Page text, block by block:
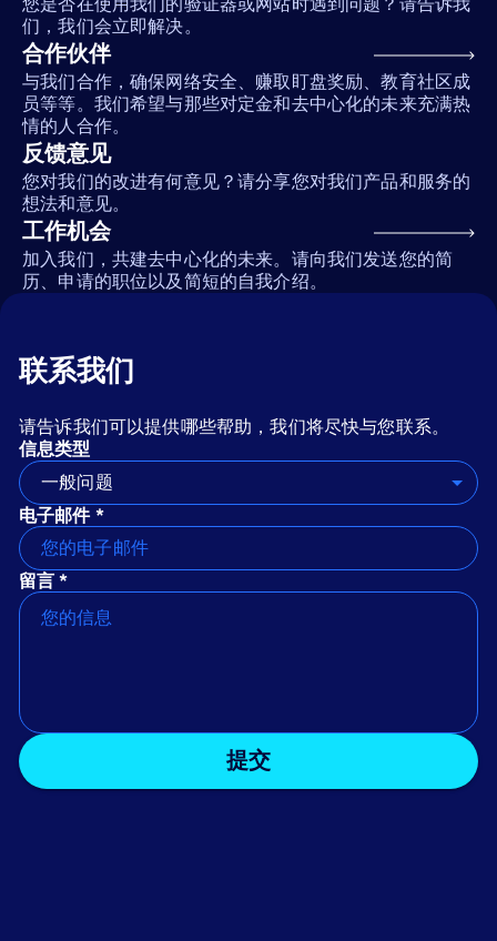
们，我们会立即解决。
合作伙伴
与我们合作，确保网络安全、赚取盯盘奖励、教育社区成
员等等。我们希望与那些对定金和去中心化的未来充满热
情的人合作。
反馈意见
您对我们的改进有何意见？请分享您对我们产品和服务的
想法和意见。
工作机会
加入我们，共建去中心化的未来。请向我们发送您的简
历、申请的职位以及简短的自我介绍。
联系我们
请告诉我们可以提供哪些帮助，我们将尽快与您联系。
信息类型
一般问题
电子邮件 *
留言 *
提交